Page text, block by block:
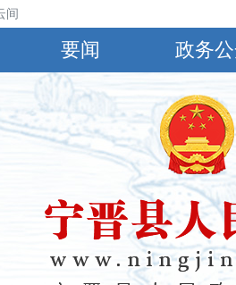
，有小到中雨，偏南风4～5级，阵风
要闻 政务